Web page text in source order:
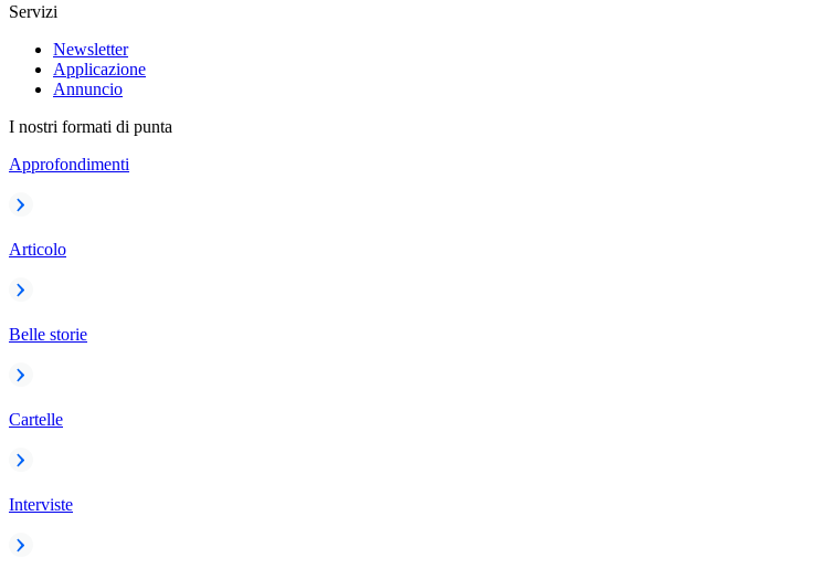
Servizi
Newsletter
Applicazione
Annuncio
I nostri formati di punta
Approfondimenti
Articolo
Belle storie
Cartelle
Interviste